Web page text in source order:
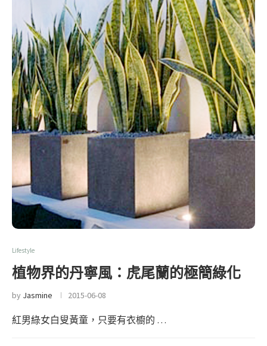
Lifestyle
植物界的丹寧風：虎尾蘭的極簡綠化
by Jasmine 2015-06-08
紅男綠女白叟黃童，只要有衣櫥的 …